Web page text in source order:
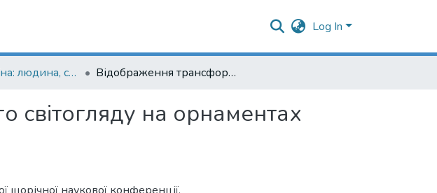
Log In
1997. Україна: людина, суспільство, природа : третя щорічна наукова конференція, присвячена 400-й річниці народження і 350-й річниці смерті Петра Могили : тези доповідей Відображення трансформації народного світогляду на орнаментах української вишивки
світогляду на орнаментах